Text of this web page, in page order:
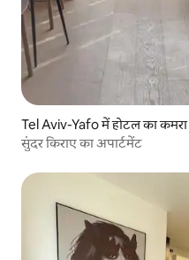
Tel Aviv-Yafo में होटल का कमरा
सुंदर किराए का अपार्टमेंट